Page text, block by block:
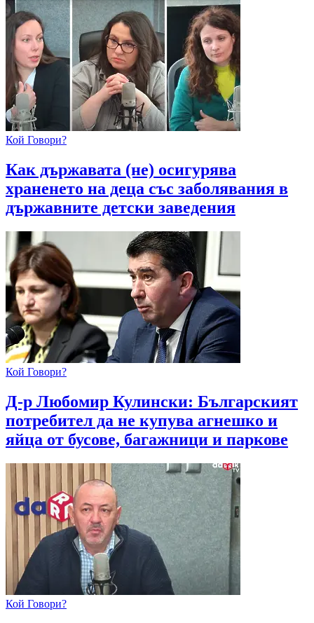
Кой Говори?
Как държавата (не) осигурява
храненето на деца със заболявания в
държавните детски заведения
Кой Говори?
Д-р Любомир Кулински: Българският
потребител да не купува агнешко и
яйца от бусове, багажници и паркове
Кой Говори?